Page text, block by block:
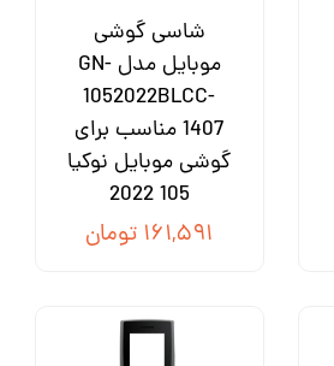
شاسی گوشی
موبایل مدل GN-
1052022BLCC-
1407 مناسب برای
گوشی موبایل نوکیا
105 2022
۱۶۱,۵۹۱ تومان